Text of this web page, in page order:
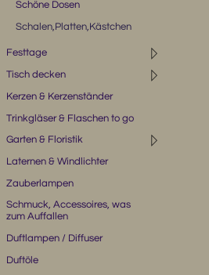
Schöne Dosen
Schalen,Platten,Kästchen
◹
Festtage
◹
Tisch decken
Kerzen & Kerzenständer
Trinkgläser & Flaschen to go
◹
Garten & Floristik
Laternen & Windlichter
Zauberlampen
Schmuck, Accessoires, was
zum Auffallen
Duftlampen / Diffuser
Duftöle